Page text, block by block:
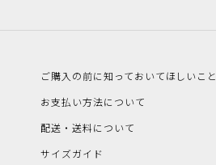
ご購入の前に知っておいてほしいこと
お支払い方法について
配送・送料について
サイズガイド